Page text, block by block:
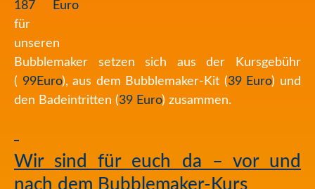
187 Euro
für
unseren
Bubblemaker setzen sich aus der Kursgebühr
( 99Euro), aus dem Bubblemaker-Kit (39 Euro) und
den Badeintritten (39 Euro) zusammen.
Wir sind für euch da – vor und
nach dem Bubblemaker-Kurs